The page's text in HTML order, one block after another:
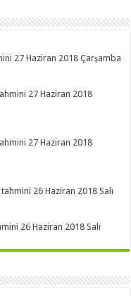
27 Haziran 2018 Çarşamba
27 Haziran 2018
27 Haziran 2018
26 Haziran 2018 Salı
26 Haziran 2018 Salı